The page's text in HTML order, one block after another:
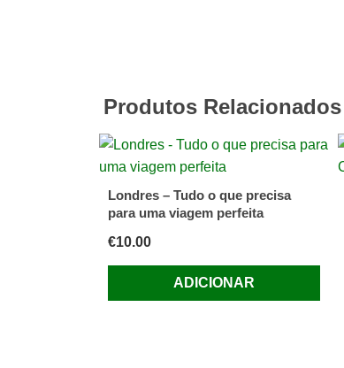
Produtos Relacionados
Londres – Tudo o que precisa
para uma viagem perfeita
€10.00
ADICIONAR